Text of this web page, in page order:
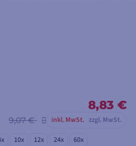
8,83 €
9,07 € inkl. MwSt. zzgl. MwSt.
10x 12x 24x 60x